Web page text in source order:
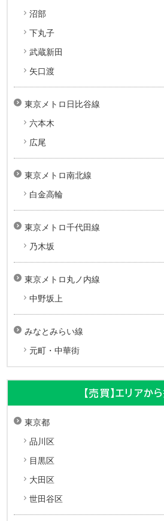
沼部
下丸子
武蔵新田
矢口渡
東京メトロ日比谷線
六本木
広尾
東京メトロ南北線
白金高輪
東京メトロ千代田線
乃木坂
東京メトロ丸ノ内線
中野坂上
みなとみらい線
元町・中華街
【売買】エリアか
東京都
品川区
目黒区
大田区
世田谷区